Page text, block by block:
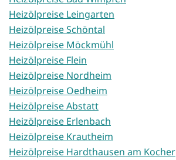
Heizölpreise Leingarten
Heizölpreise Schöntal
Heizölpreise Möckmühl
Heizölpreise Flein
Heizölpreise Nordheim
Heizölpreise Oedheim
Heizölpreise Abstatt
Heizölpreise Erlenbach
Heizölpreise Krautheim
Heizölpreise Hardthausen am Kocher